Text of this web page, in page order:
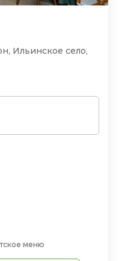
Ильинское село,
меню